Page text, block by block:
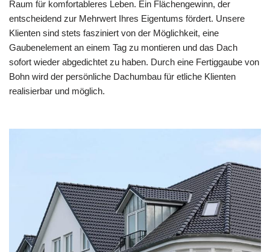
Raum für komfortableres Leben. Ein Flächengewinn, der
entscheidend zur Mehrwert Ihres Eigentums fördert. Unsere
Klienten sind stets fasziniert von der Möglichkeit, eine
Gaubenelement an einem Tag zu montieren und das Dach
sofort wieder abgedichtet zu haben. Durch eine Fertiggaube von
Bohn wird der persönliche Dachumbau für etliche Klienten
realisierbar und möglich.